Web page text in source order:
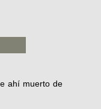
ahí muerto de